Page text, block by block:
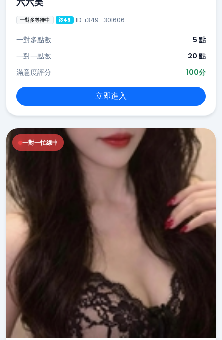
一對多等待中 i349 ID: i349_301606
一對多點數
5 點
一對一點數
20 點
滿意度評分
100分
立即進入
一對一忙線中